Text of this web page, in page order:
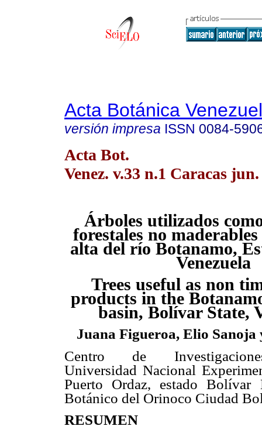
Acta Botánica
versión impresa ISSN 0084-
Acta Bot.
Venez. v.33 n.1 Caracas
Árboles utilizados
forestales no
alta del río Botanamo,
Venezuela
Trees useful as non
products in the
basin, Bolívar State,
Juana Figueroa, Elio Sanoja
Centro de
Universidad Nacional
Puerto Ordaz, estado Bolívar
Botánico del Orinoco Ciudad
RESUMEN